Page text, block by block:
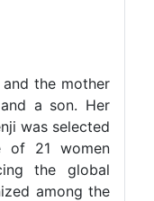
the mother
a son. Her
was selected
of 21 women
the global
among the